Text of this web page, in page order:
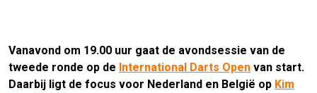
Vanavond om 19.00 uur gaat de avondsessie van de
tweede ronde op de International Darts Open van start.
Daarbij ligt de focus voor Nederland en België op Kim